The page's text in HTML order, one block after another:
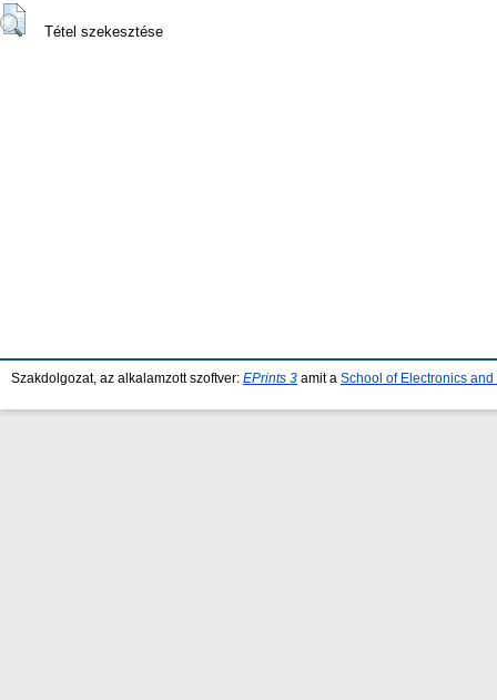
Tétel szekesztése
Szakdolgozat, az alkalamzott szoftver: EPrints 3 amit a School of Electronics